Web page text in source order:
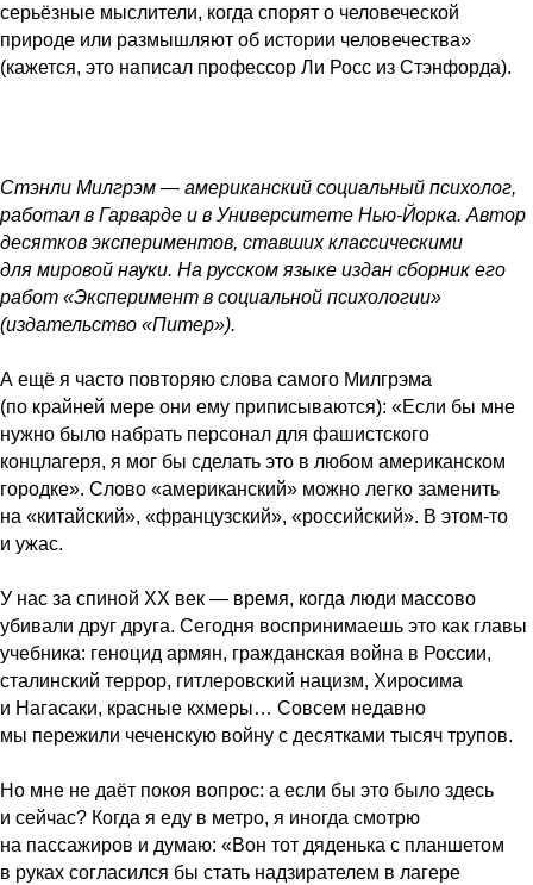
серьёзные мыслители, когда спорят о человеческой
природе или размышляют об истории человечества»
(кажется, это написал профессор Ли Росс из Стэнфорда).
Стэнли Милгрэм — американский социальный психолог,
работал в Гарварде и в Университете Нью-Йорка. Автор
десятков экспериментов, ставших классическими
для мировой науки. На русском языке издан сборник его
работ «Эксперимент в социальной психологии»
(издательство «Питер»).
А ещё я часто повторяю слова самого Милгрэма
(по крайней мере они ему приписываются): «Если бы мне
нужно было набрать персонал для фашистского
концлагеря, я мог бы сделать это в любом американском
городке». Слово «американский» можно легко заменить
на «китайский», «французский», «российский». В этом-то
и ужас.
У нас за спиной XX век — время, когда люди массово
убивали друг друга. Сегодня воспринимаешь это как главы
учебника: геноцид армян, гражданская война в России,
сталинский террор, гитлеровский нацизм, Хиросима
и Нагасаки, красные кхмеры… Совсем недавно
мы пережили чеченскую войну с десятками тысяч трупов.
Но мне не даёт покоя вопрос: а если бы это было здесь
и сейчас? Когда я еду в метро, я иногда смотрю
на пассажиров и думаю: «Вон тот дяденька с планшетом
в руках согласился бы стать надзирателем в лагере